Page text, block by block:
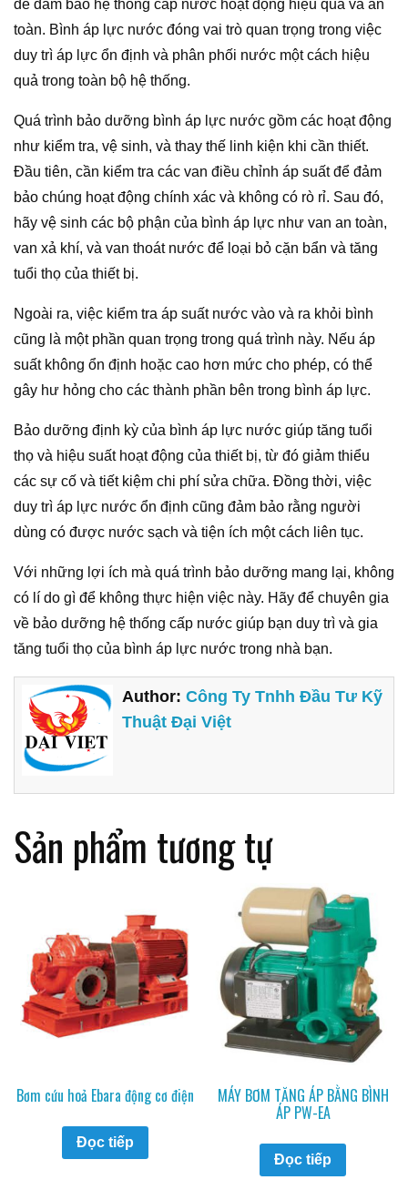
để đảm bảo hệ thống cấp nước hoạt động hiệu quả và an
toàn. Bình áp lực nước đóng vai trò quan trọng trong việc
duy trì áp lực ổn định và phân phối nước một cách hiệu
quả trong toàn bộ hệ thống.
Quá trình bảo dưỡng bình áp lực nước gồm các hoạt động
như kiểm tra, vệ sinh, và thay thế linh kiện khi cần thiết.
Đầu tiên, cần kiểm tra các van điều chỉnh áp suất để đảm
bảo chúng hoạt động chính xác và không có rò rỉ. Sau đó,
hãy vệ sinh các bộ phận của bình áp lực như van an toàn,
van xả khí, và van thoát nước để loại bỏ cặn bẩn và tăng
tuổi thọ của thiết bị.
Ngoài ra, việc kiểm tra áp suất nước vào và ra khỏi bình
cũng là một phần quan trọng trong quá trình này. Nếu áp
suất không ổn định hoặc cao hơn mức cho phép, có thể
gây hư hỏng cho các thành phần bên trong bình áp lực.
Bảo dưỡng định kỳ của bình áp lực nước giúp tăng tuổi
thọ và hiệu suất hoạt động của thiết bị, từ đó giảm thiểu
các sự cố và tiết kiệm chi phí sửa chữa. Đồng thời, việc
duy trì áp lực nước ổn định cũng đảm bảo rằng người
dùng có được nước sạch và tiện ích một cách liên tục.
Với những lợi ích mà quá trình bảo dưỡng mang lại, không
có lí do gì để không thực hiện việc này. Hãy để chuyên gia
về bảo dưỡng hệ thống cấp nước giúp bạn duy trì và gia
tăng tuổi thọ của bình áp lực nước trong nhà bạn.
Author:Công Ty Tnhh Đầu Tư Kỹ
Thuật Đại Việt
Sản phẩm tương tự
Bơm cứu hoả Ebara động cơ điện
Đọc tiếp
MÁY BƠM TĂNG ÁP BẰNG BÌNH
ÁP PW-EA
Đọc tiếp